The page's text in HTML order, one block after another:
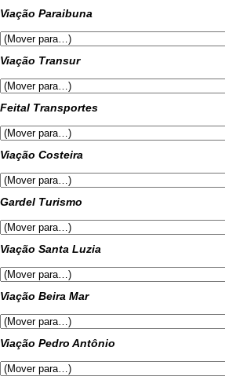
Viação Paraibuna
Viação Transur
Feital Transportes
Viação Costeira
Gardel Turismo
Viação Santa Luzia
Viação Beira Mar
Viação Pedro Antônio